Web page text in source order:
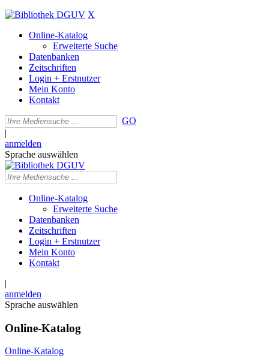
X
Online-Katalog
Erweiterte Suche
Datenbanken
Zeitschriften
Login + Erstnutzer
Mein Konto
Kontakt
GO
|
anmelden
Sprache auswählen
Online-Katalog
Erweiterte Suche
Datenbanken
Zeitschriften
Login + Erstnutzer
Mein Konto
Kontakt
|
anmelden
Sprache auswählen
Online-Katalog
Online-Katalog